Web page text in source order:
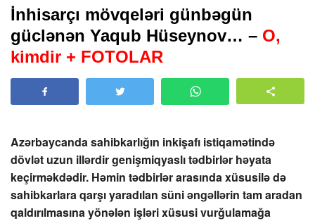
İnhisarçı mövqeləri günbəgün
güclənən Yaqub Hüseynov… – O,
kimdir + FOTOLAR
Azərbaycanda sahibkarlığın inkişafı istiqamətində
dövlət uzun illərdir genişmiqyaslı tədbirlər həyata
keçirməkdədir. Həmin tədbirlər arasında xüsusilə də
sahibkarlara qarşı yaradılan süni əngəllərin tam aradan
qaldırılmasına yönələn işləri xüsusi vurğulamağa